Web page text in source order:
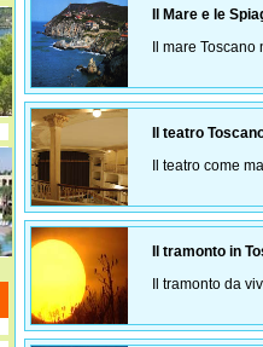
Il Mare e le
Il mare
Il teatro
Il teatro come
Il tramonto in
Il tramonto da